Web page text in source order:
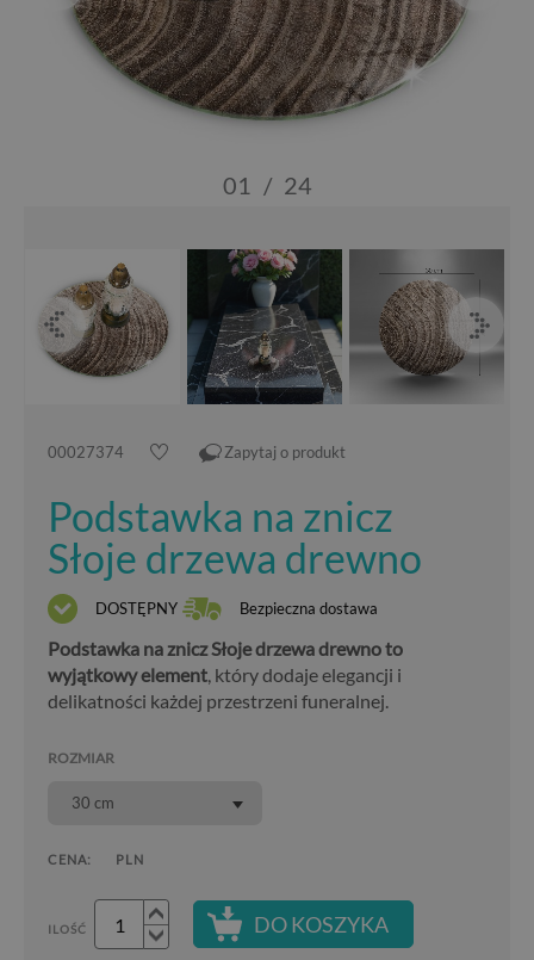
01 / 24
00027374 Zapytaj o produkt
Podstawka na znicz
Słoje drzewa drewno
DOSTĘPNY Bezpieczna dostawa
Podstawka na znicz Słoje drzewa drewno to
wyjątkowy element, który dodaje elegancji i
delikatności każdej przestrzeni funeralnej.
ROZMIAR
30 cm
CENA: PLN
ILOŚĆ DO KOSZYKA